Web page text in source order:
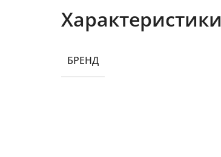
Характеристики
БРЕНД